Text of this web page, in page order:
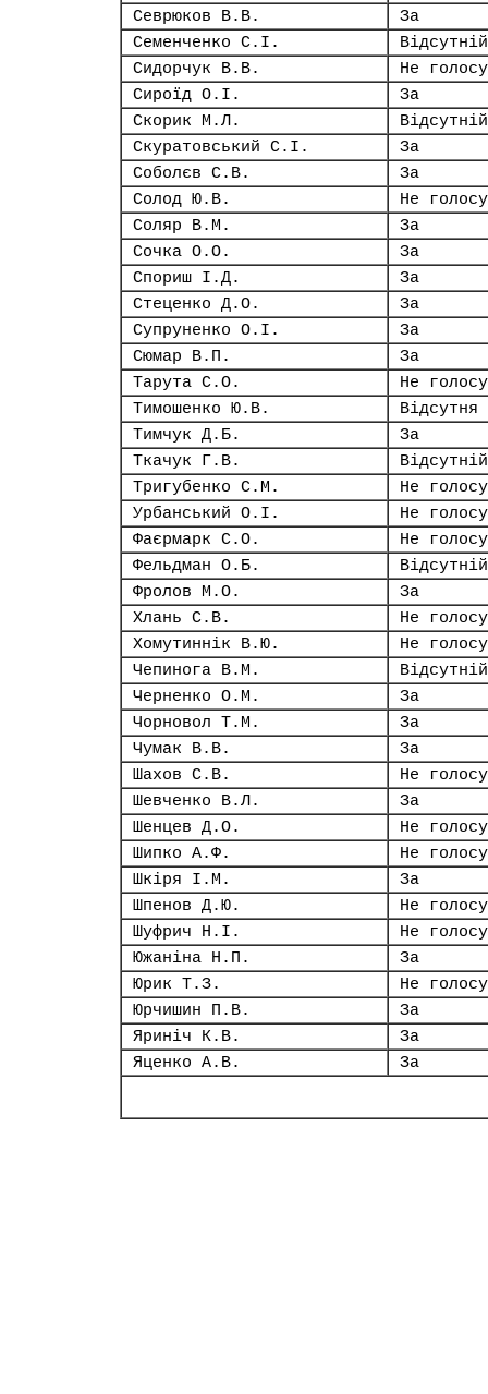
Севрюков В.В.
За
Семенченко С.І.
Відсутній
Сидорчук В.В.
Не
Сироїд О.І.
За
Скорик М.Л.
Відсутній
Скуратовський С.І.
За
Соболєв С.В.
За
Солод Ю.В.
Не
Соляр В.М.
За
Сочка О.О.
За
Спориш І.Д.
За
Стеценко Д.О.
За
Супруненко О.І.
За
Сюмар В.П.
За
Тарута С.О.
Не
Тимошенко Ю.В.
Відсутня
Тимчук Д.Б.
За
Ткачук Г.В.
Відсутній
Тригубенко С.М.
Не
Урбанський О.І.
Не
Фаєрмарк С.О.
Не
Фельдман О.Б.
Відсутній
Фролов М.О.
За
Хлань С.В.
Не
Хомутиннік В.Ю.
Не
Чепинога В.М.
Відсутній
Черненко О.М.
За
Чорновол Т.М.
За
Чумак В.В.
За
Шахов С.В.
Не
Шевченко В.Л.
За
Шенцев Д.О.
Не
Шипко А.Ф.
Не
Шкіря І.М.
За
Шпенов Д.Ю.
Не
Шуфрич Н.І.
Не
Южаніна Н.П.
За
Юрик Т.З.
Не
Юрчишин П.В.
За
Яриніч К.В.
За
Яценко А.В.
За